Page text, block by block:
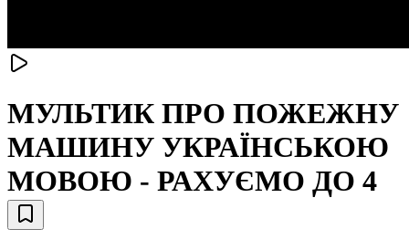
МУЛЬТИК ПРО ПОЖЕЖНУ
МАШИНУ УКРАЇНСЬКОЮ
МОВОЮ - РАХУЄМО ДО 4